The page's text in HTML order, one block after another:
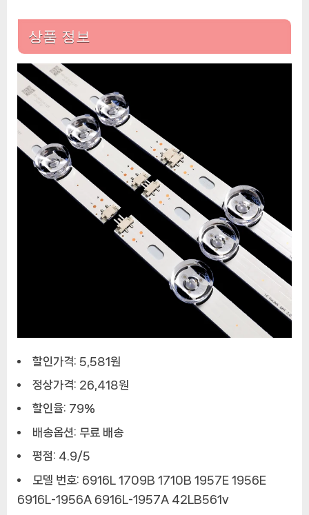
상품 정보
할인가격: 5,581원
정상가격: 26,418원
할인율: 79%
배송옵션: 무료 배송
평점: 4.9/5
모델 번호: 6916L 1709B 1710B 1957E 1956E
6916L-1956A 6916L-1957A 42LB561v